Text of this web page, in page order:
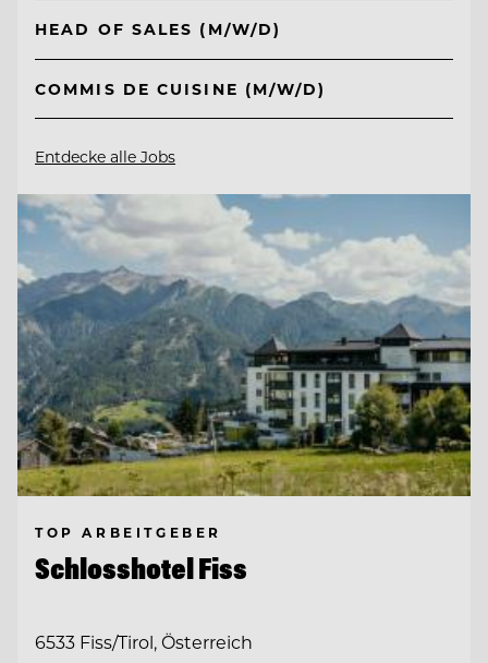
HEAD OF SALES (M/W/D)
COMMIS DE CUISINE (M/W/D)
Entdecke alle Jobs
TOP ARBEITGEBER
Schlosshotel Fiss
6533 Fiss/Tirol, Österreich